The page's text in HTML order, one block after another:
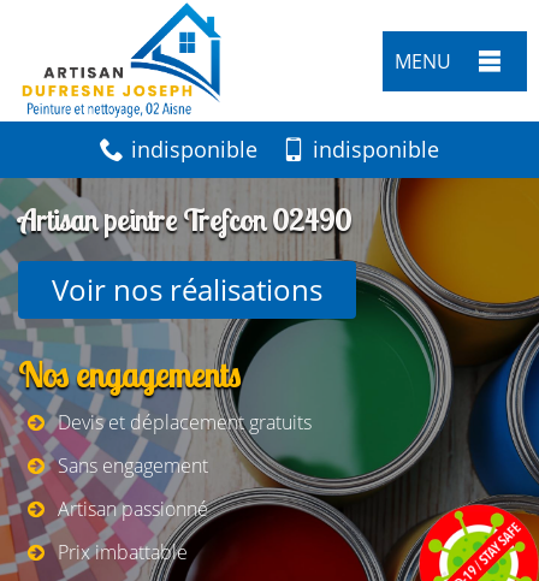
MENU
indisponible indisponible
Artisan peintre Trefcon 02490
Voir nos réalisations
Nos engagements
Devis et déplacement gratuits
Sans engagement
Artisan passionné
Prix imbattable